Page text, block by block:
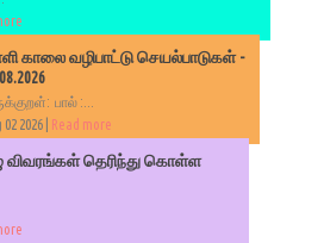
காலை வழிபாட்டு செயல்பாடுகள் -
பால் :...
2026 |
Read more
விவரங்கள் தெரிந்து கொள்ள